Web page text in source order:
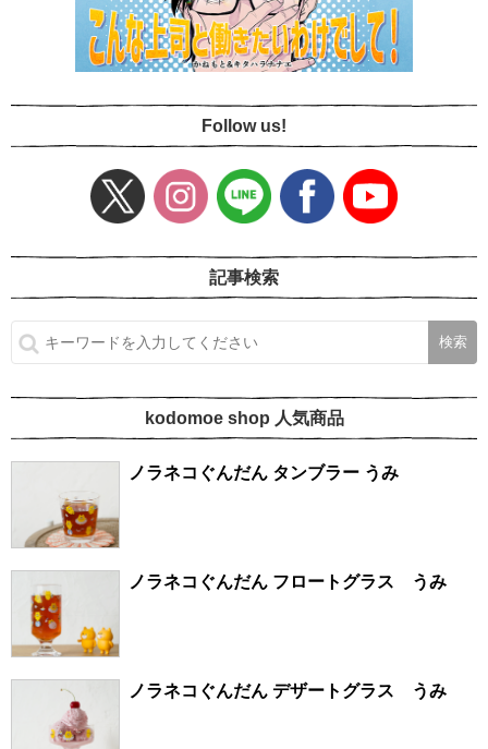
Follow us!
記事検索
kodomoe shop 人気商品
ノラネコぐんだん タンブラー うみ
ノラネコぐんだん フロートグラス うみ
ノラネコぐんだん デザートグラス うみ